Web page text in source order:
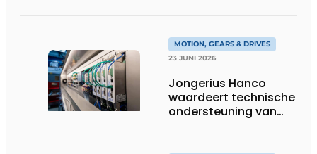
eenheid
MOTION, GEARS & DRIVES
23 JUNI 2026
Jongerius Hanco
waardeert technische
ondersteuning van